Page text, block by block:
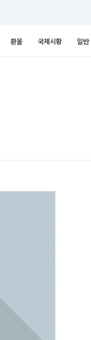
환율 국제시황 일반